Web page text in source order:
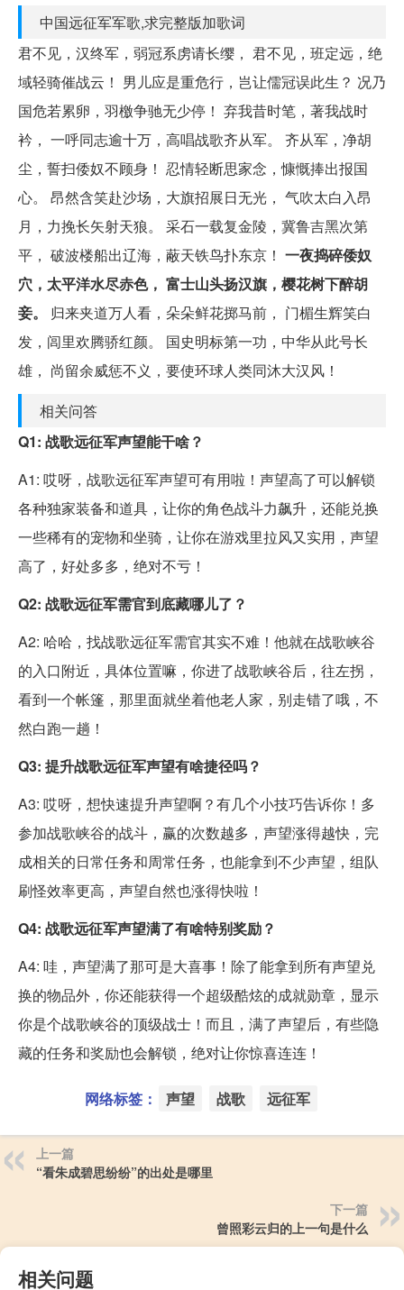
中国远征军军歌,求完整版加歌词
君不见，汉终军，弱冠系虏请长缨， 君不见，班定远，绝
域轻骑催战云！ 男儿应是重危行，岂让儒冠误此生？ 况乃
国危若累卵，羽檄争驰无少停！ 弃我昔时笔，著我战时
衿， 一呼同志逾十万，高唱战歌齐从军。 齐从军，净胡
尘，誓扫倭奴不顾身！ 忍情轻断思家念，慷慨捧出报国
心。 昂然含笑赴沙场，大旗招展日无光， 气吹太白入昂
月，力挽长矢射天狼。 采石一载复金陵，冀鲁吉黑次第
平， 破波楼船出辽海，蔽天铁鸟扑东京！ 一夜捣碎倭奴
穴，太平洋水尽赤色， 富士山头扬汉旗，樱花树下醉胡
妾。
归来夹道万人看，朵朵鲜花掷马前， 门楣生辉笑白
发，闾里欢腾骄红颜。 国史明标第一功，中华从此号长
雄， 尚留余威惩不义，要使环球人类同沐大汉风！
相关问答
Q1: 战歌远征军声望能干啥？
A1: 哎呀，战歌远征军声望可有用啦！声望高了可以解锁
各种独家装备和道具，让你的角色战斗力飙升，还能兑换
一些稀有的宠物和坐骑，让你在游戏里拉风又实用，声望
高了，好处多多，绝对不亏！
Q2: 战歌远征军需官到底藏哪儿了？
A2: 哈哈，找战歌远征军需官其实不难！他就在战歌峡谷
的入口附近，具体位置嘛，你进了战歌峡谷后，往左拐，
看到一个帐篷，那里面就坐着他老人家，别走错了哦，不
然白跑一趟！
Q3: 提升战歌远征军声望有啥捷径吗？
A3: 哎呀，想快速提升声望啊？有几个小技巧告诉你！多
参加战歌峡谷的战斗，赢的次数越多，声望涨得越快，完
成相关的日常任务和周常任务，也能拿到不少声望，组队
刷怪效率更高，声望自然也涨得快啦！
Q4: 战歌远征军声望满了有啥特别奖励？
A4: 哇，声望满了那可是大喜事！除了能拿到所有声望兑
换的物品外，你还能获得一个超级酷炫的成就勋章，显示
你是个战歌峡谷的顶级战士！而且，满了声望后，有些隐
藏的任务和奖励也会解锁，绝对让你惊喜连连！
网络标签： 声望 战歌 远征军
上一篇
“看朱成碧思纷纷”的出处是哪里
下一篇
曾照彩云归的上一句是什么
相关问题